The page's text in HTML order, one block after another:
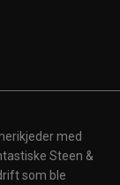
med
Steen &
som ble